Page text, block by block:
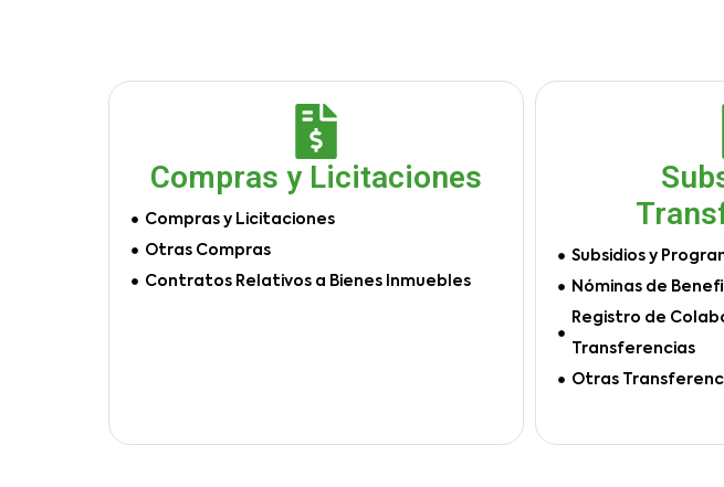
Compras y Licitaciones
Compras y Licitaciones
Otras Compras
Contratos Relativos a Bienes Inmuebles
Subsidios y
Nóminas de
Registro de
Transferencias
Otras